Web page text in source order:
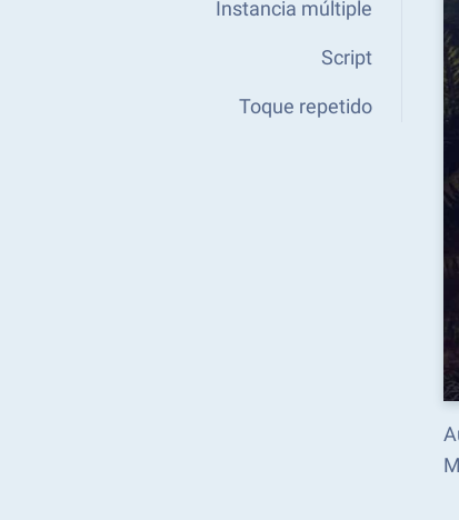
Instancia múltiple
Script
Toque repetido